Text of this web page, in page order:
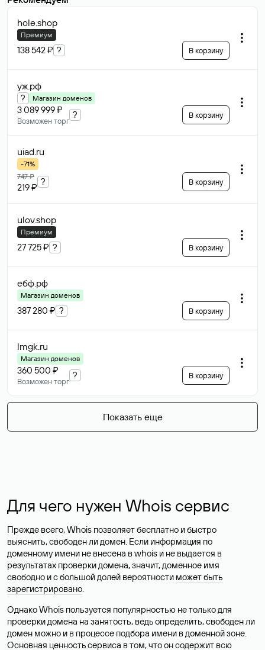
hole.shop
Премиум
138 542 ₽ ? В корзину
уж.рф
? Магазин доменов
3 089 999 ₽
Возможен торг
? В корзину
uiad.ru
-71%
747 ₽
219 ₽
? В корзину
ulov.shop
Премиум
27 725 ₽ ? В корзину
ебф.рф
Магазин доменов
387 280 ₽ ? В корзину
lmgk.ru
Магазин доменов
360 500 ₽
Возможен торг
? В корзину
Показать еще
Для чего нужен Whois сервис
Прежде всего, Whois позволяет бесплатно и быстро
выяснить, свободен ли домен. Если информация по
доменному имени не внесена в whois и не выдается в
результатах проверки домена, значит, доменное имя
свободно и с большой долей вероятности может быть
зарегистрировано.
Однако Whois пользуется популярностью не только для
проверки домена на занятость, ведь определить, свободен ли
домен можно и в процессе подбора имени в доменной зоне.
Основная ценность сервиса в том, что он содержит всю